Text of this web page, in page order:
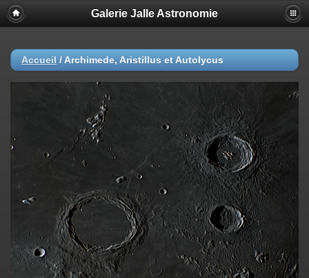
Galerie Jalle Astronomie
Accueil / Archimede, Aristillus et Autolycus